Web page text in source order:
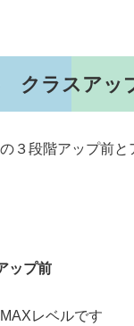
クラスアッ
３段階アップ前と
ップ前
レベルです